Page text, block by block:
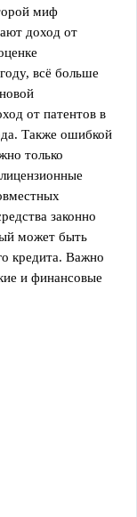
миф
доход от
всё больше
от патентов в
Также ошибкой
только
законно
может быть
кредита. Важно
и финансовые